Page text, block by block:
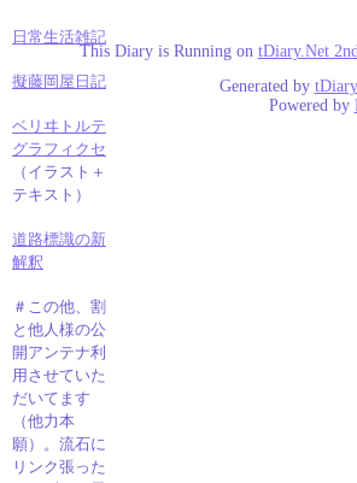
日常生活雑記
擬藤岡屋日記
ベリヰトルテ
グラフィクセ
（イラスト＋
テキスト）
道路標識の新
解釈
＃この他、割
と他人様の公
開アンテナ利
用させていた
だいてます
（他力本
願）。流石に
リンク張った
This Diary is Running on tDiary.Net 2nd
Generated by tDiary
Powered by